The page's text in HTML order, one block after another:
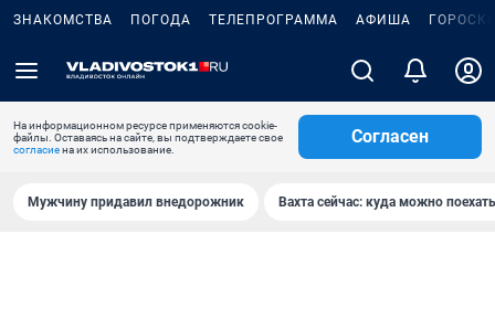
ЗНАКОМСТВА ПОГОДА ТЕЛЕПРОГРАММА АФИША
На информационном ресурсе применяются cookie-
файлы. Оставаясь на сайте, вы подтверждаете свое
согласиена их использование.
Согласен
Мужчину придавил внедорожник Вахта сейчас: куда можно